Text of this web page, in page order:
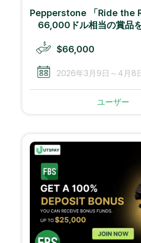
Pepperstone 「Ride the
66,000ドル相当の賞品
$66,000
2026年3月9日～4月8
ユーザー